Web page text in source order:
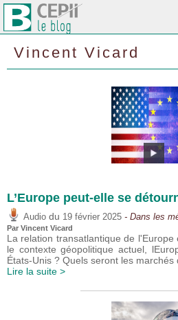
Vincent Vicard
L’Europe peut-elle se
Audio du 19 février 2025 - Dans les
Par Vincent Vicard
La relation transatlantique de
le contexte géopolitique actuel,
États-Unis ? Quels seront les marchés
Lire la suite >